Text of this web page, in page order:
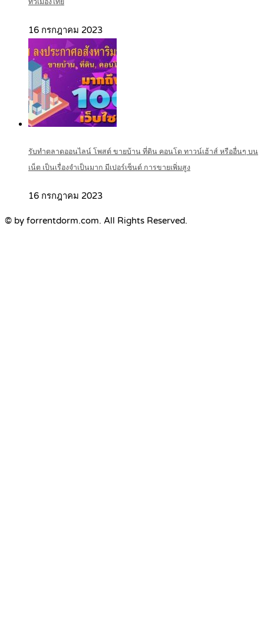
ทั่วเมืองไทย
16 กรกฎาคม 2023
รับทำตลาดออนไลน์ โพสต์ ขายบ้าน ที่ดิน คอนโด ทาวน์เฮ้าส์ หรืออื่นๆ บน
เน็ต เป็นเรื่องจำเป็นมาก มีเปอร์เซ็นต์ การขายเพิ่มสูง
16 กรกฎาคม 2023
© by forrentdorm.com. All Rights Reserved.